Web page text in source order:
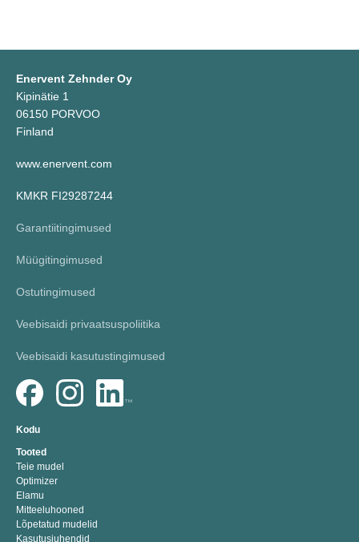
Enervent Zehnder Oy
Kipinätie 1
06150 PORVOO
Finland
www.enervent.com
KMKR FI29287244
Garantiitingimused
Müügitingimused
Ostutingimused
Veebisaidi privaatsuspoliitika
Veebisaidi kasutustingimused
Kodu
Tooted
Teie mudel
Optimizer
Elamu
Mitteeluhooned
Lõpetatud mudelid
Kasutusjuhendid